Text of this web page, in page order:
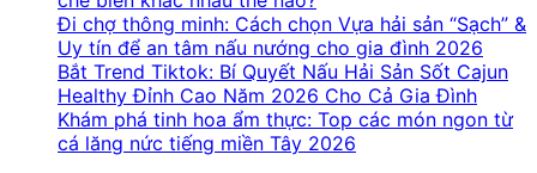
Đi chợ thông minh: Cách chọn Vựa hải sản “Sạch” &
Uy tín để an tâm nấu nướng cho gia đình 2026
Bắt Trend Tiktok: Bí Quyết Nấu Hải Sản Sốt Cajun
Healthy Đỉnh Cao Năm 2026 Cho Cả Gia Đình
Khám phá tinh hoa ẩm thực: Top các món ngon từ
cá lăng nức tiếng miền Tây 2026